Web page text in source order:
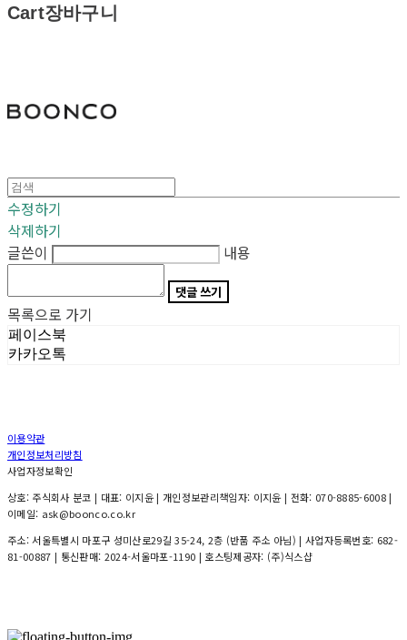
Cart장바구니
수정하기
삭제하기
글쓴이
내용
댓글 쓰기
목록으로 가기
페이스북
카카오톡
이용약관
개인정보처리방침
사업자정보확인
상호: 주식회사 분코 | 대표: 이지윤 | 개인정보관리책임자: 이지윤 | 전화: 070-8885-6008 |
이메일: ask@boonco.co.kr
주소: 서울특별시 마포구 성미산로29길 35-24, 2층 (반품 주소 아님) | 사업자등록번호: 682-
81-00887 | 통신판매: 2024-서울마포-1190 | 호스팅제공자: (주)식스샵